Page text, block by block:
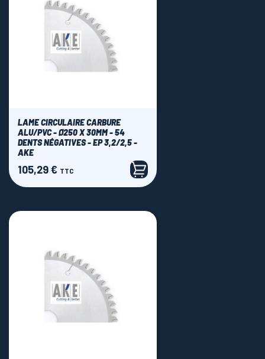
LAME CIRCULAIRE CARBURE
ALU/PVC - Ø250 X 30MM - 54
DENTS NÉGATIVES - EP 3,2/2,5 -
AKE
Prix
105,29 € TTC